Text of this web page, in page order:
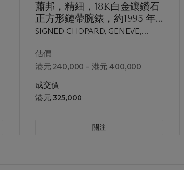
蕭邦，精細，18K白金鑲鑽石
正方形鏈帶腕錶，約1995 年
製
SIGNED CHOPARD, GENEVE,
CIRCA 1995
估價
港元 240,000 – 港元 400,000
成交價
港元 325,000
關注